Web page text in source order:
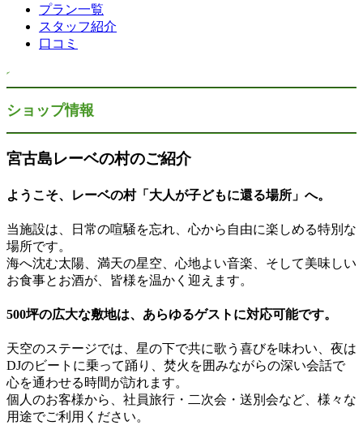
プラン一覧
スタッフ紹介
口コミ
ショップ情報
宮古島レーベの村のご紹介
ようこそ、レーベの村「大人が子どもに還る場所」へ。
当施設は、日常の喧騒を忘れ、心から自由に楽しめる特別な
場所です。
海へ沈む太陽、満天の星空、心地よい音楽、そして美味しい
お食事とお酒が、皆様を温かく迎えます。
500坪の広大な敷地は、あらゆるゲストに対応可能です。
天空のステージでは、星の下で共に歌う喜びを味わい、夜は
DJのビートに乗って踊り、焚火を囲みながらの深い会話で
心を通わせる時間が訪れます。
個人のお客様から、社員旅行・二次会・送別会など、様々な
用途でご利用ください。